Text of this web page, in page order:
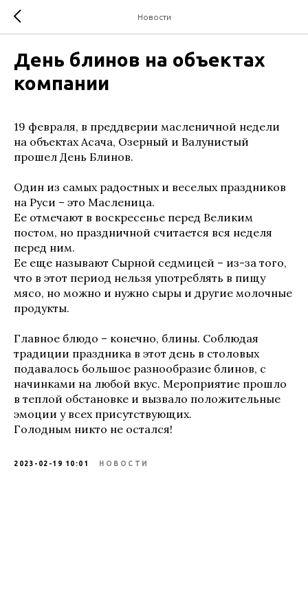
Новости
День блинов на объектах
компании
19 февраля, в преддверии масленичной недели
на объектах Асача, Озерный и Валунистый
прошел День Блинов.
Один из самых радостных и веселых праздников
на Руси – это Масленица.
Ее отмечают в воскресенье перед Великим
постом, но праздничной считается вся неделя
перед ним.
Ее еще называют Сырной седмицей – из-за того,
что в этот период нельзя употреблять в пищу
мясо, но можно и нужно сыры и другие молочные
продукты.
Главное блюдо – конечно, блины. Соблюдая
традиции праздника в этот день в столовых
подавалось большое разнообразие блинов, с
начинками на любой вкус. Мероприятие прошло
в теплой обстановке и вызвало положительные
эмоции у всех присутствующих.
Голодным никто не остался!
2023-02-19 10:01 НОВОСТИ